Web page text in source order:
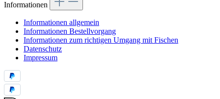
Informationen
Informationen allgemein
Informationen Bestellvorgang
Informationen zum richtigen Umgang mit Fischen
Datenschutz
Impressum